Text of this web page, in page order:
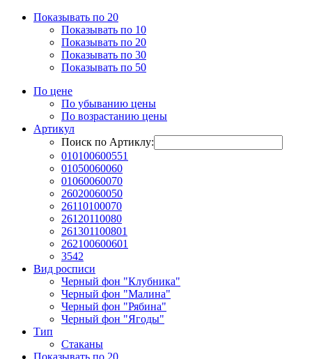
Показывать по 20
Показывать по 10
Показывать по 20
Показывать по 30
Показывать по 50
По цене
По убыванию цены
По возрастанию цены
Артикул
Поиск по Артиклу:
010100600551
01050060060
01060060070
26020060050
26110100070
26120110080
261301100801
262100600601
3542
Вид росписи
Черный фон "Клубника"
Черный фон "Малина"
Черный фон "Рябина"
Черный фон "Ягоды"
Тип
Стаканы